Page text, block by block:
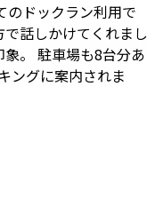
のドックラン利用で
話しかけてくれまし
。 駐車場も8台分あ
ングに案内されま